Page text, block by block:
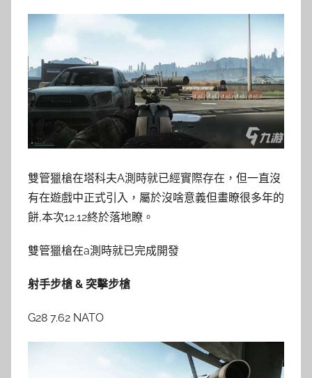
雙管獵槍在塔科夫A測時就已經實際存在，但一直沒
有在遊戲中正式引入，屬於沒啥意義但畫瞭很多年的
餅,本次12.12終於落地瞭。
雙管獵槍在a測時就已完成開發
射手步槍 & 突擊步槍
G28 7.62 NATO